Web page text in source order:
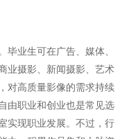
毕业生可在广告、媒体、
业摄影、新闻摄影、艺术
对高质量影像的需求持续
由职业和创业也是常见选
实现职业发展。不过，行